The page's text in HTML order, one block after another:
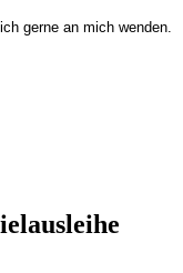
gerne an mich wenden.